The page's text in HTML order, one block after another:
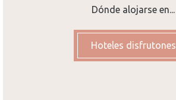
Dónde alojarse en...
Hoteles disfrutones